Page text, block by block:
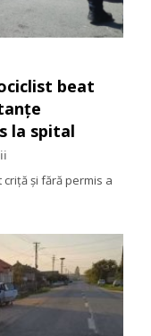
beat
la spital
și fără permis a